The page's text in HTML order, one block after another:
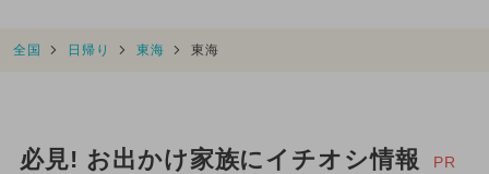
全国 日帰り 東海 東海
必見! お出かけ家族にイチオシ情報 PR